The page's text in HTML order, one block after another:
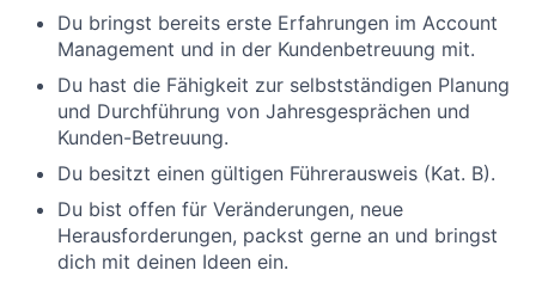
Du bringst bereits erste Erfahrungen im Account
Management und in der Kundenbetreuung mit.
Du hast die Fähigkeit zur selbstständigen Planung
und Durchführung von Jahresgesprächen und
Kunden-Betreuung.
Du besitzt einen gültigen Führerausweis (Kat. B).
Du bist offen für Veränderungen, neue
Herausforderungen, packst gerne an und bringst
dich mit deinen Ideen ein.